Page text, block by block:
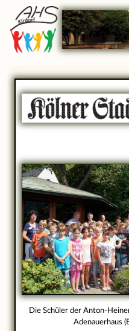
Die Schüler der Anton-
Adenauerhaus